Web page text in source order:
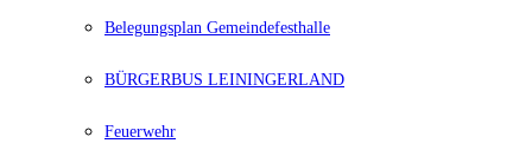
Belegungsplan Gemeindefesthalle
BÜRGERBUS LEININGERLAND
Feuerwehr